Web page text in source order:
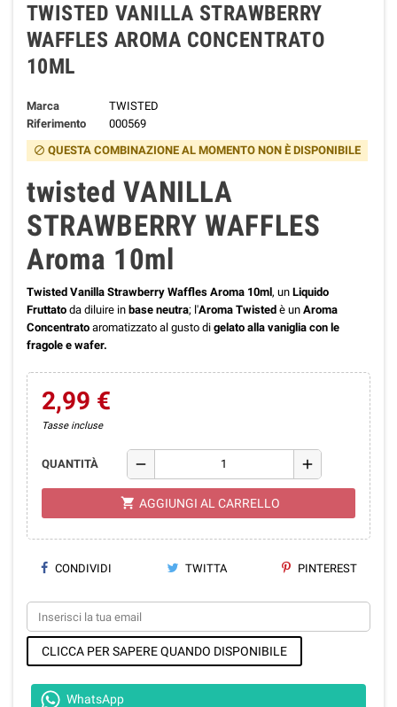
TWISTED VANILLA STRAWBERRY
WAFFLES AROMA CONCENTRATO
10ML
Marca
TWISTED
Riferimento
000569
block QUESTA COMBINAZIONE AL MOMENTO NON È DISPONIBILE
twisted VANILLA
STRAWBERRY WAFFLES
Aroma 10ml
Twisted Vanilla Strawberry Waffles Aroma 10ml, un Liquido
Fruttato da diluire in base neutra; l'Aroma Twisted è un Aroma
Concentrato aromatizzato al gusto di gelato alla vaniglia con le
fragole e wafer.
2,99 €
Tasse incluse
QUANTITÀ remove add
shopping_cart AGGIUNGI AL CARRELLO
CONDIVIDI TWITTA PINTEREST
CLICCA PER SAPERE QUANDO DISPONIBILE
WhatsApp